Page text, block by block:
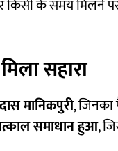
के समय मिलने पर
सहारा
मानिकपुरी, जिनका
समाधान हुआ,